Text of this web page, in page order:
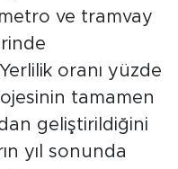
ve tramvay
oranı yüzde
tamamen
geliştirildiğini
yıl sonunda